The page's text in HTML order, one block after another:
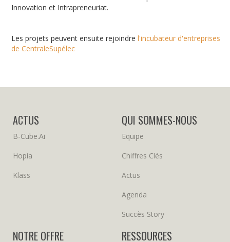
Innovation et Intrapreneuriat.
Les projets peuvent ensuite rejoindre l'incubateur d'entreprises
de CentraleSupélec
ACTUS
B-Cube.ai
Hopia
Klass
QUI SOMMES-NOUS
Equipe
Chiffres Clés
Actus
Agenda
Succès Story
NOTRE OFFRE RESSOURCES